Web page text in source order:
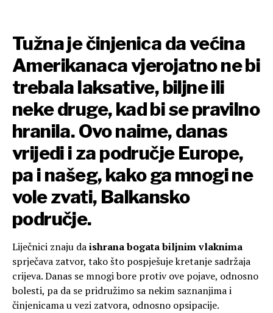
Tužna je činjenica da većina
Amerikanaca vjerojatno ne bi
trebala laksative, biljne ili
neke druge, kad bi se pravilno
hranila. Ovo naime, danas
vrijedi i za područje Europe,
pa i našeg, kako ga mnogi ne
vole zvati, Balkansko
područje.
Liječnici znaju daishrana bogata biljnim vlaknima
sprječava zatvor, tako što pospješuje kretanje sadržaja
crijeva. Danas se mnogi bore protiv ove pojave, odnosno
bolesti, pa da se pridružimo sa nekim saznanjima i
činjenicama u vezi zatvora, odnosno opsipacije.